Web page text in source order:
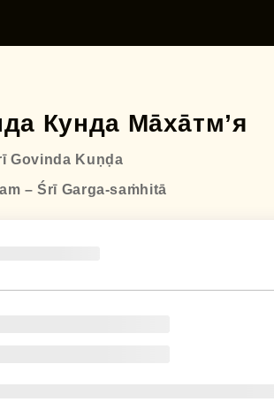
Кунда Ма̄ха̄тмʼя
Govinda Kuṇḍa
– Śrī Garga-saṁhitā